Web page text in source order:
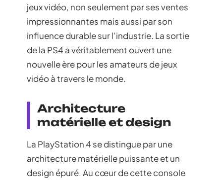
jeux vidéo, non seulement par ses ventes
impressionnantes mais aussi par son
influence durable sur l’industrie. La sortie
de la PS4 a véritablement ouvert une
nouvelle ère pour les amateurs de jeux
vidéo à travers le monde.
Architecture
matérielle et design
La PlayStation 4 se distingue par une
architecture matérielle puissante et un
design épuré. Au cœur de cette console